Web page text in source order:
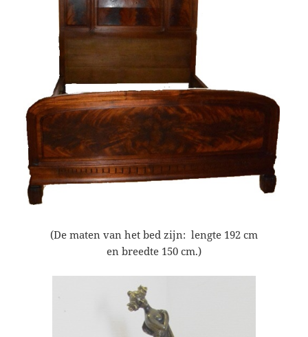
(De maten van het bed zijn: lengte 192 cm
en breedte 150 cm.)